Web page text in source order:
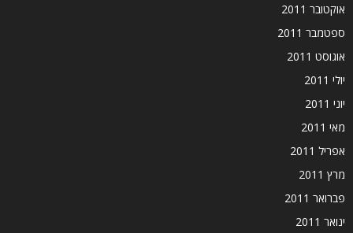
אוקטובר 2011
ספטמבר 2011
אוגוסט 2011
יולי 2011
יוני 2011
מאי 2011
אפריל 2011
מרץ 2011
פברואר 2011
ינואר 2011